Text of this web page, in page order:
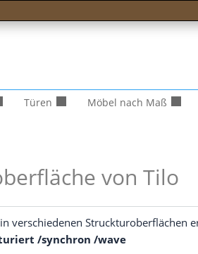
Türen Möbel nach Maß
von Tilo
ver­schie­de­nen Struck­tur­ober­flä­chen
/​syn­chron /​wave